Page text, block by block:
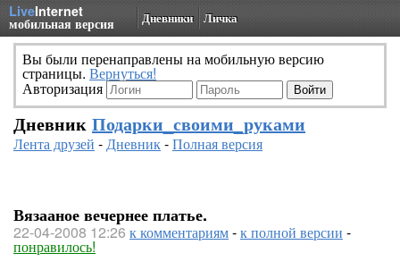
LiveInternet
мобильная версия Дневники Личка
Вы были перенаправлены на мобильную версию
страницы. Вернуться!
Авторизация
Дневник Подарки_своими_руками
Лента друзей -Дневник-Полная версия
Вязааное вечернее платье.
22-04-2008 12:26 к комментариям-к полной версии -
понравилось!